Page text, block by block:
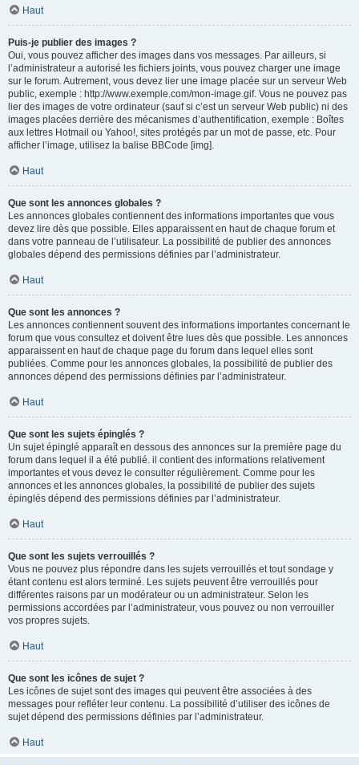
Haut
Puis-je publier des images ?
Oui, vous pouvez afficher des images dans vos messages. Par ailleurs, si
l’administrateur a autorisé les fichiers joints, vous pouvez charger une image
sur le forum. Autrement, vous devez lier une image placée sur un serveur Web
public, exemple : http://www.exemple.com/mon-image.gif. Vous ne pouvez pas
lier des images de votre ordinateur (sauf si c’est un serveur Web public) ni des
images placées derrière des mécanismes d’authentification, exemple : Boîtes
aux lettres Hotmail ou Yahoo!, sites protégés par un mot de passe, etc. Pour
afficher l’image, utilisez la balise BBCode [img].
Haut
Que sont les annonces globales ?
Les annonces globales contiennent des informations importantes que vous
devez lire dès que possible. Elles apparaissent en haut de chaque forum et
dans votre panneau de l’utilisateur. La possibilité de publier des annonces
globales dépend des permissions définies par l’administrateur.
Haut
Que sont les annonces ?
Les annonces contiennent souvent des informations importantes concernant le
forum que vous consultez et doivent être lues dès que possible. Les annonces
apparaissent en haut de chaque page du forum dans lequel elles sont
publiées. Comme pour les annonces globales, la possibilité de publier des
annonces dépend des permissions définies par l’administrateur.
Haut
Que sont les sujets épinglés ?
Un sujet épinglé apparaît en dessous des annonces sur la première page du
forum dans lequel il a été publié. il contient des informations relativement
importantes et vous devez le consulter régulièrement. Comme pour les
annonces et les annonces globales, la possibilité de publier des sujets
épinglés dépend des permissions définies par l’administrateur.
Haut
Que sont les sujets verrouillés ?
Vous ne pouvez plus répondre dans les sujets verrouillés et tout sondage y
étant contenu est alors terminé. Les sujets peuvent être verrouillés pour
différentes raisons par un modérateur ou un administrateur. Selon les
permissions accordées par l’administrateur, vous pouvez ou non verrouiller
vos propres sujets.
Haut
Que sont les icônes de sujet ?
Les icônes de sujet sont des images qui peuvent être associées à des
messages pour refléter leur contenu. La possibilité d’utiliser des icônes de
sujet dépend des permissions définies par l’administrateur.
Haut